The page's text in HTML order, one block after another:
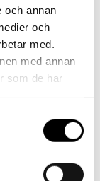
och annan
och
med.
med annan
som de har